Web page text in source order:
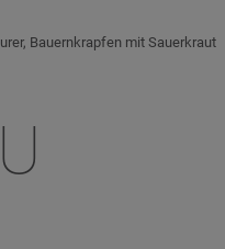
Bauernkrapfen mit Sauerkraut